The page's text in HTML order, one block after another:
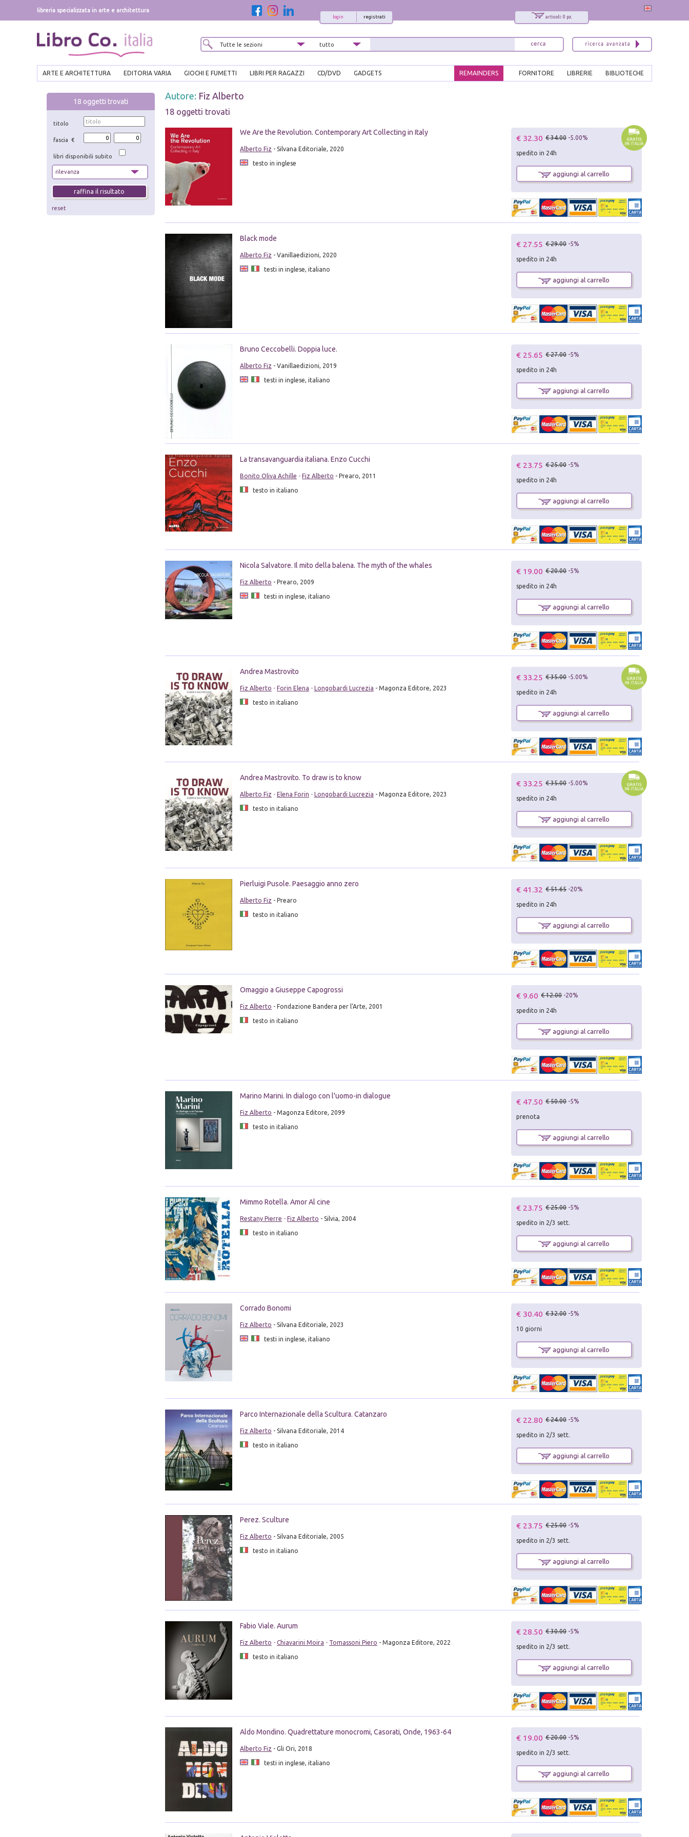
libreria specializzata in arte e architettura
articoli: 0 pz.
registrati
login
ARTE E ARCHITETTURA EDITORIA VARIA GIOCHI E FUMETTI LIBRI PER RAGAZZI CD/DVD GADGETS BIBLIOTECHE
LIBRERIE
FORNITORE
REMAINDERS
18 oggetti trovati
titolo
fascia €
libri disponibili subito
reset
Autore: Fiz Alberto
18 oggetti trovati
We Are the Revolution. Contemporary Art Collecting in Italy
Alberto Fiz - Silvana Editoriale, 2020
testo in inglese
€ 32.30 € 34.00 -5.00%
spedito in 24h
aggiungi al carrello
Black mode
Alberto Fiz - Vanillaedizioni, 2020
testi in inglese, italiano
€ 27.55 € 29.00 -5%
spedito in 24h
aggiungi al carrello
Bruno Ceccobelli. Doppia luce.
Alberto Fiz - Vanillaedizioni, 2019
testi in inglese, italiano
€ 25.65 € 27.00 -5%
spedito in 24h
aggiungi al carrello
La transavanguardia italiana. Enzo Cucchi
Bonito Oliva Achille - Fiz Alberto - Prearo, 2011
testo in italiano
€ 23.75 € 25.00 -5%
spedito in 24h
aggiungi al carrello
Nicola Salvatore. Il mito della balena. The myth of the whales
Fiz Alberto - Prearo, 2009
testi in inglese, italiano
€ 19.00 € 20.00 -5%
spedito in 24h
aggiungi al carrello
Andrea Mastrovito
Fiz Alberto - Forin Elena - Longobardi Lucrezia - Magonza Editore, 2023
testo in italiano
€ 33.25 € 35.00 -5.00%
spedito in 24h
aggiungi al carrello
Andrea Mastrovito. To draw is to know
Alberto Fiz - Elena Forin - Longobardi Lucrezia - Magonza Editore, 2023
testo in italiano
€ 33.25 € 35.00 -5.00%
spedito in 24h
aggiungi al carrello
Pierluigi Pusole. Paesaggio anno zero
Alberto Fiz - Prearo
testo in italiano
€ 41.32 € 51.65 -20%
spedito in 24h
aggiungi al carrello
Omaggio a Giuseppe Capogrossi
Fiz Alberto - Fondazione Bandera per l'Arte, 2001
testo in italiano
€ 9.60 € 12.00 -20%
spedito in 24h
aggiungi al carrello
Marino Marini. In dialogo con l'uomo-in dialogue
Fiz Alberto - Magonza Editore, 2099
testo in italiano
€ 47.50 € 50.00 -5%
prenota
aggiungi al carrello
Mimmo Rotella. Amor Al cine
Restany Pierre - Fiz Alberto - Silvia, 2004
testo in italiano
€ 23.75 € 25.00 -5%
spedito in 2/3 sett.
aggiungi al carrello
Corrado Bonomi
Fiz Alberto - Silvana Editoriale, 2023
testi in inglese, italiano
€ 30.40 € 32.00 -5%
10 giorni
aggiungi al carrello
Parco Internazionale della Scultura. Catanzaro
Fiz Alberto - Silvana Editoriale, 2014
testo in italiano
€ 22.80 € 24.00 -5%
spedito in 2/3 sett.
aggiungi al carrello
Perez. Sculture
Fiz Alberto - Silvana Editoriale, 2005
testo in italiano
€ 23.75 € 25.00 -5%
spedito in 2/3 sett.
aggiungi al carrello
Fabio Viale. Aurum
Fiz Alberto - Chiavarini Moira - Tomassoni Piero - Magonza Editore, 2022
testo in italiano
€ 28.50 € 30.00 -5%
spedito in 2/3 sett.
aggiungi al carrello
Aldo Mondino. Quadrettature monocromi, Casorati, Onde, 1963-64
Alberto Fiz - Gli Ori, 2018
testi in inglese, italiano
€ 19.00 € 20.00 -5%
spedito in 2/3 sett.
aggiungi al carrello